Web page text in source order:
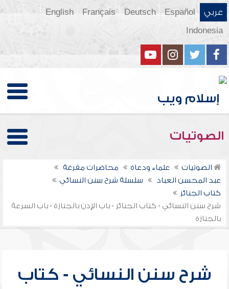
عربي Español
Deutsch
Français
English
Indonesia
الصوتيات
الصوتيات علماء ودعاة
محاضرات مفرغة
عبد المحسن العباد
سلسلة شرح سنن النسائي
كتاب الجنائز
شرح سنن النسائي - كتاب الجنائز - باب الإذن بالجنازة - باب السرعة
بالجنازة
شرح سنن النسائي - كتاب